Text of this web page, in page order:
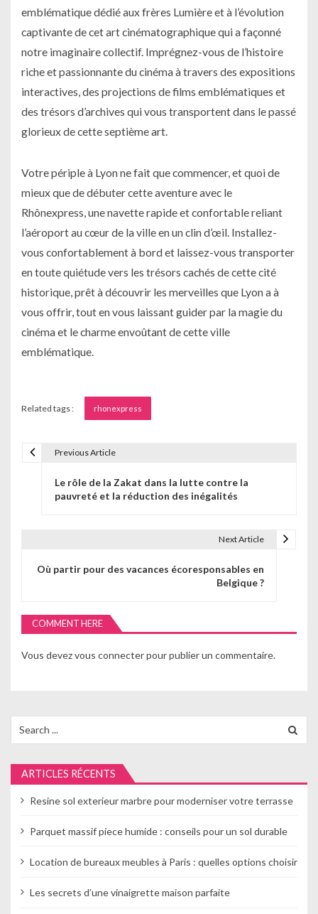
emblématique dédié aux frères Lumière et à l’évolution
captivante de cet art cinématographique qui a façonné
notre imaginaire collectif. Imprégnez-vous de l’histoire
riche et passionnante du cinéma à travers des expositions
interactives, des projections de films emblématiques et
des trésors d’archives qui vous transportent dans le passé
glorieux de cette septième art.
Votre périple à Lyon ne fait que commencer, et quoi de
mieux que de débuter cette aventure avec le
Rhônexpress, une navette rapide et confortable reliant
l’aéroport au cœur de la ville en un clin d’œil. Installez-
vous confortablement à bord et laissez-vous transporter
en toute quiétude vers les trésors cachés de cette cité
historique, prêt à découvrir les merveilles que Lyon a à
vous offrir, tout en vous laissant guider par la magie du
cinéma et le charme envoûtant de cette ville
emblématique.
Related tags : rhonexpress
t
d
e
l
’
a
i
Previous Article
Le rôle de la Zakat dans la lutte contre la
pauvreté et la réduction des inégalités
Next Article
Où partir pour des vacances écoresponsables en
Belgique ?
COMMENT HERE
Vous devezvous connecterpour publier un commentaire.
for:
ARTICLES RÉCENTS
Resine sol exterieur marbre pour moderniser votre terrasse
Parquet massif piece humide : conseils pour un sol durable
Location de bureaux meubles à Paris : quelles options choisir
Les secrets d’une vinaigrette maison parfaite